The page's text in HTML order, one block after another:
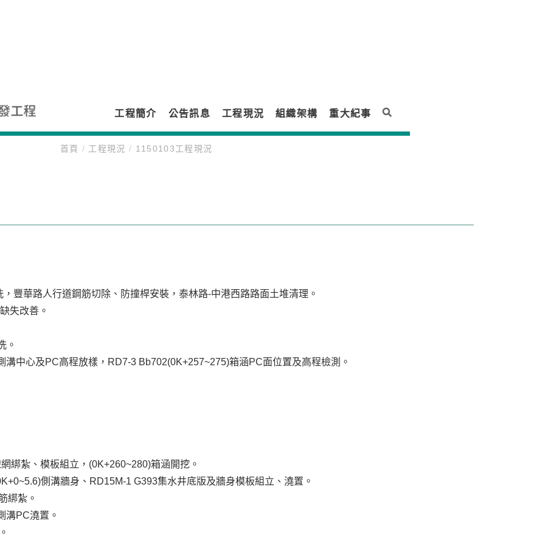
工程簡介 公告訊息 工程現況 組織架構 重大紀事
1150103工程現況
首頁 / 工程現況 / 1150103工程現況
豐華路人行道鋼筋切除、防撞桿安裝，泰林路-中港西路路面土堆清理。
失改善。
。
中心及PC高程放樣，RD7-3 Bb702(0K+257~275)箱涵PC面位置及高程檢測。
綁紮、模板組立，(0K+260~280)箱涵開挖。
側溝牆身、RD15M-1 G393集水井底版及牆身模板組立、澆置。
綁紮。
溝PC澆置。